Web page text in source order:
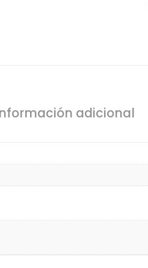
adicional